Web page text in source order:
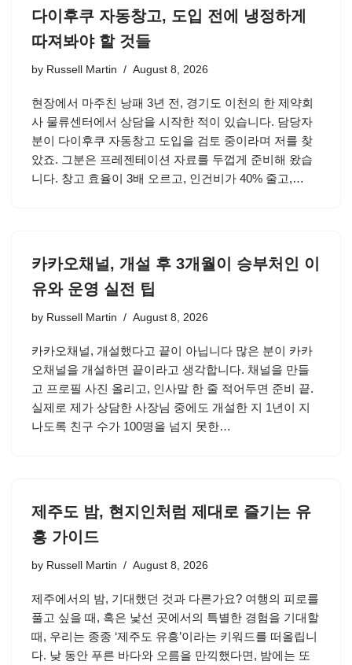
다이후쿠 자동창고, 도입 전에 냉정하게
따져봐야 할 것들
by Russell Martin August 8, 2026
현장에서 마주친 낭패 3년 전, 경기도 이천의 한 제약회
사 물류센터에서 상담을 시작한 적이 있습니다. 담당자
분이 다이후쿠 자동창고 도입을 검토 중이라며 저를 찾
았죠. 그분은 프레젠테이션 자료를 두껍게 준비해 왔습
니다. 창고 효율이 3배 오르고, 인건비가 40% 줄고,…
카카오채널, 개설 후 3개월이 승부처인 이
유와 운영 실전 팁
by Russell Martin August 8, 2026
카카오채널, 개설했다고 끝이 아닙니다 많은 분이 카카
오채널을 개설하면 끝이라고 생각합니다. 채널을 만들
고 프로필 사진 올리고, 인사말 한 줄 적어두면 준비 끝.
실제로 제가 상담한 사장님 중에도 개설한 지 1년이 지
나도록 친구 수가 100명을 넘지 못한…
제주도 밤, 현지인처럼 제대로 즐기는 유
흥 가이드
by Russell Martin August 8, 2026
제주에서의 밤, 기대했던 것과 다른가요? 여행의 피로를
풀고 싶을 때, 혹은 낯선 곳에서의 특별한 경험을 기대할
때, 우리는 종종 ‘제주도 유흥’이라는 키워드를 떠올립니
다. 낮 동안 푸른 바다와 오름을 만끽했다면, 밤에는 또